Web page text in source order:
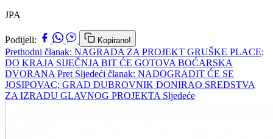
JPA
Podijeli: Kopirano!
Prethodni članak: NAGRADA ZA PROJEKT GRUŠKE PLACE;
DO KRAJA SIJEČNJA BIT ĆE GOTOVA BOĆARSKA
DVORANA Pret Sljedeći članak: NADOGRADIT ĆE SE
JOSIPOVAC; GRAD DUBROVNIK DONIRAO SREDSTVA
ZA IZRADU GLAVNOG PROJEKTA Sljedeće